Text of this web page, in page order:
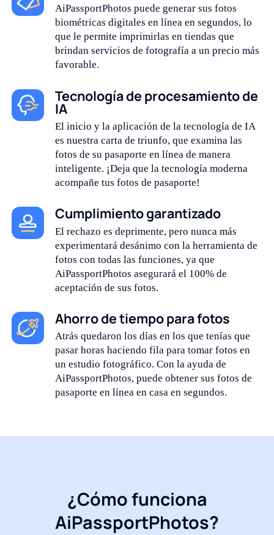
AiPassportPhotos puede generar sus fotos
biométricas digitales en línea en segundos, lo
que le permite imprimirlas en tiendas que
brindan servicios de fotografía a un precio más
favorable.
Tecnología de procesamiento de
IA
El inicio y la aplicación de la tecnología de IA
es nuestra carta de triunfo, que examina las
fotos de su pasaporte en línea de manera
inteligente. ¡Deja que la tecnología moderna
acompañe tus fotos de pasaporte!
Cumplimiento garantizado
El rechazo es deprimente, pero nunca más
experimentará desánimo con la herramienta de
fotos con todas las funciones, ya que
AiPassportPhotos asegurará el 100% de
aceptación de sus fotos.
Ahorro de tiempo para fotos
Atrás quedaron los días en los que tenías que
pasar horas haciendo fila para tomar fotos en
un estudio fotográfico. Con la ayuda de
AiPassportPhotos, puede obtener sus fotos de
pasaporte en línea en casa en segundos.
¿Cómo funciona
AiPassportPhotos?